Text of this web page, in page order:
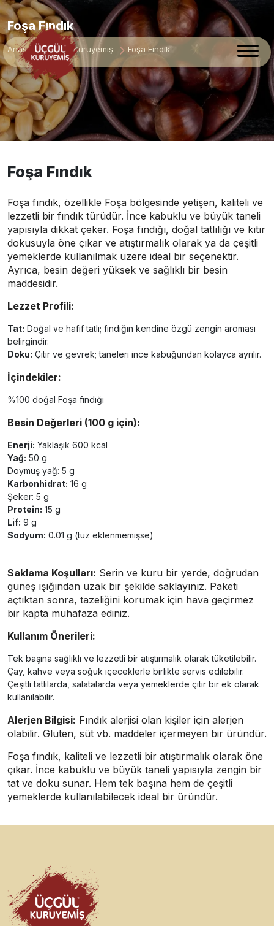
Foşa Fındık
Anasayfa Çiğ Kuruyemiş Foşa Fındık
Foşa Fındık
Foşa fındık, özellikle Foşa bölgesinde yetişen, kaliteli ve
lezzetli bir fındık türüdür. İnce kabuklu ve büyük taneli
yapısıyla dikkat çeker. Foşa fındığı, doğal tatlılığı ve kıtır
dokusuyla öne çıkar ve atıştırmalık olarak ya da çeşitli
yemeklerde kullanılmak üzere ideal bir seçenektir.
Ayrıca, besin değeri yüksek ve sağlıklı bir besin
maddesidir.
Lezzet Profili:
Tat: Doğal ve hafif tatlı; fındığın kendine özgü zengin aroması
belirgindir.
Doku: Çıtır ve gevrek; taneleri ince kabuğundan kolayca ayrılır.
İçindekiler:
%100 doğal Foşa fındığı
Besin Değerleri (100 g için):
Enerji: Yaklaşık 600 kcal
Yağ: 50 g
Doymuş yağ: 5 g
Karbonhidrat: 16 g
Şeker: 5 g
Protein: 15 g
Lif: 9 g
Sodyum: 0.01 g (tuz eklenmemişse)
Saklama Koşulları: Serin ve kuru bir yerde, doğrudan
güneş ışığından uzak bir şekilde saklayınız. Paketi
açtıktan sonra, tazeliğini korumak için hava geçirmez
bir kapta muhafaza ediniz.
Kullanım Önerileri:
Tek başına sağlıklı ve lezzetli bir atıştırmalık olarak tüketilebilir.
Çay, kahve veya soğuk içeceklerle birlikte servis edilebilir.
Çeşitli tatlılarda, salatalarda veya yemeklerde çıtır bir ek olarak
kullanılabilir.
Alerjen Bilgisi: Fındık alerjisi olan kişiler için alerjen
olabilir. Gluten, süt vb. maddeler içermeyen bir üründür.
Foşa fındık, kaliteli ve lezzetli bir atıştırmalık olarak öne
çıkar. İnce kabuklu ve büyük taneli yapısıyla zengin bir
tat ve doku sunar. Hem tek başına hem de çeşitli
yemeklerde kullanılabilecek ideal bir üründür.